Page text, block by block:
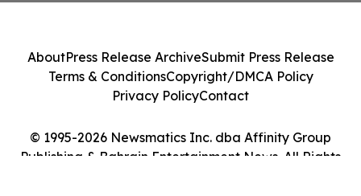
© 1995-2026 Newsmatics Inc. dba Affinity Group
Publishing & Bahrain Entertainment News. All Rights
AboutPress Release ArchiveSubmit Press Release
Terms & ConditionsCopyright/DMCA Policy
Privacy PolicyContact